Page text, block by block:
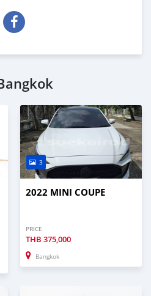
3
2022 MINI COUPE
PRICE
THB 375,000
Bangkok